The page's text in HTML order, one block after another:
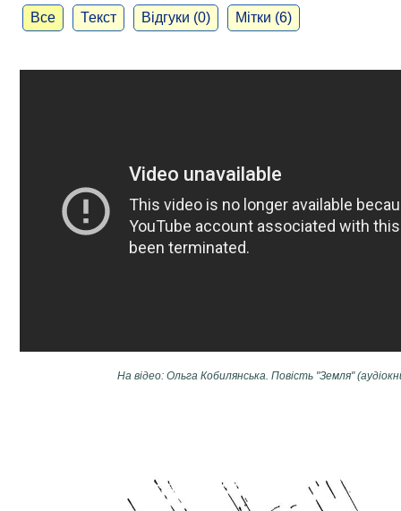
Все Текст Відгуки (0) Мітки (6)
На відео: Ольга Кобилянська. Повість "Земля"